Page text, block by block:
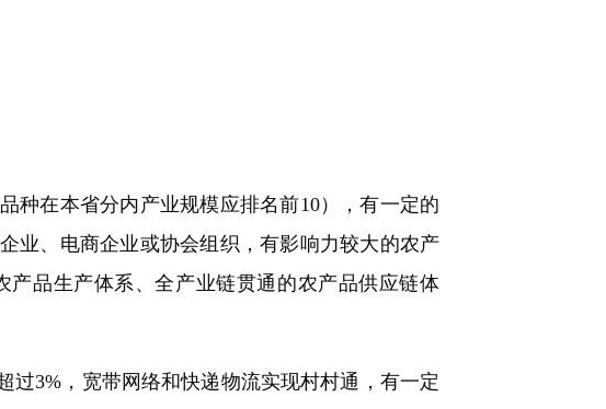
在本省分内产业规模应排名前10），有一定的
业、电商企业或协会组织，有影响力较大的农产
品生产体系、全产业链贯通的农产品供应链体
3%，宽带网络和快递物流实现村村通，有一定